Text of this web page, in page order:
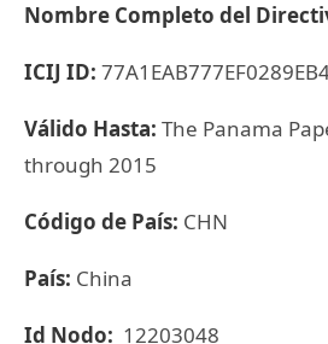
Nombre Completo del
ICIJ ID:
Válido Hasta: The Panama
through 2015
Código de País: CHN
País: China
Id Nodo: 12203048